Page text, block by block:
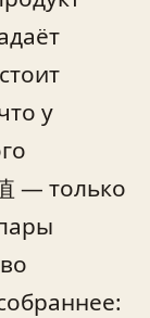
у
— только